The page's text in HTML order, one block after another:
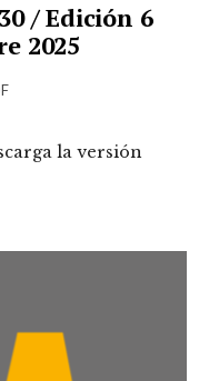
/ Edición 6
2025
la versión